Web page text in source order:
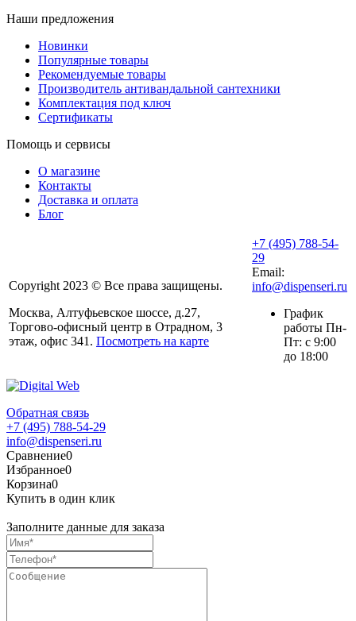
Наши предложения
Новинки
Популярные товары
Рекомендуемые товары
Производитель антивандальной сантехники
Комплектация под ключ
Сертификаты
Помощь и сервисы
О магазине
Контакты
Доставка и оплата
Блог
Copyright 2023 © Все права защищены.
Москва, Алтуфьевское шоссе, д.27,
Торгово-офисный центр в Отрадном, 3
этаж, офис 341. Посмотреть на карте
+7 (495) 788-54-
29
Email:
info@dispenseri.ru
График
работы Пн-
Пт: с 9:00
до 18:00
Обратная связь
+7 (495) 788-54-29
info@dispenseri.ru
Сравнение0
Избранное0
Корзина0
Купить в один клик
Заполните данные для заказа